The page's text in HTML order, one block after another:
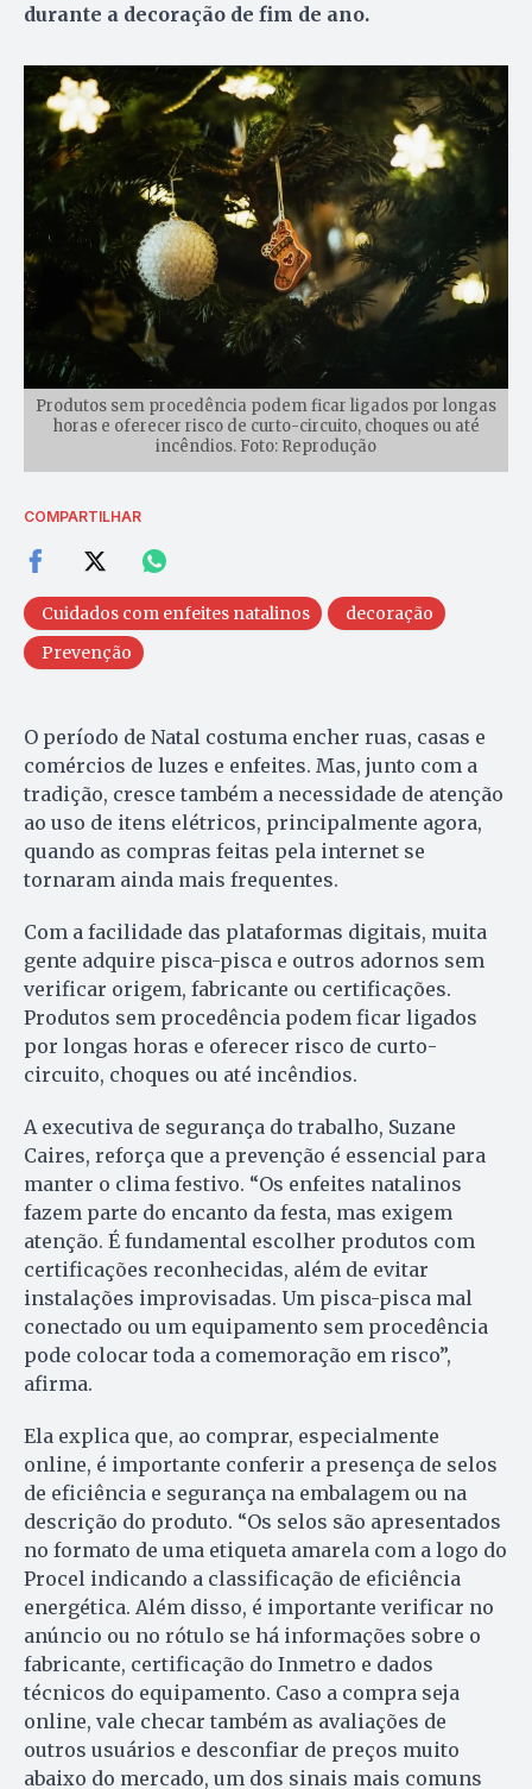
durante a decoração de fim de ano.
Produtos sem procedência podem ficar ligados por longas
horas e oferecer risco de curto-circuito, choques ou até
incêndios. Foto: Reprodução
COMPARTILHAR
Cuidados com enfeites natalinos
decoração
Prevenção
O período de Natal costuma encher ruas, casas e
comércios de luzes e enfeites. Mas, junto com a
tradição, cresce também a necessidade de atenção
ao uso de itens elétricos, principalmente agora,
quando as compras feitas pela internet se
tornaram ainda mais frequentes.
Com a facilidade das plataformas digitais, muita
gente adquire pisca-pisca e outros adornos sem
verificar origem, fabricante ou certificações.
Produtos sem procedência podem ficar ligados
por longas horas e oferecer risco de curto-
circuito, choques ou até incêndios.
A executiva de segurança do trabalho, Suzane
Caires, reforça que a prevenção é essencial para
manter o clima festivo. “Os enfeites natalinos
fazem parte do encanto da festa, mas exigem
atenção. É fundamental escolher produtos com
certificações reconhecidas, além de evitar
instalações improvisadas. Um pisca-pisca mal
conectado ou um equipamento sem procedência
pode colocar toda a comemoração em risco”,
afirma.
Ela explica que, ao comprar, especialmente
online, é importante conferir a presença de selos
de eficiência e segurança na embalagem ou na
descrição do produto. “Os selos são apresentados
no formato de uma etiqueta amarela com a logo do
Procel indicando a classificação de eficiência
energética. Além disso, é importante verificar no
anúncio ou no rótulo se há informações sobre o
fabricante, certificação do Inmetro e dados
técnicos do equipamento. Caso a compra seja
online, vale checar também as avaliações de
outros usuários e desconfiar de preços muito
abaixo do mercado, um dos sinais mais comuns